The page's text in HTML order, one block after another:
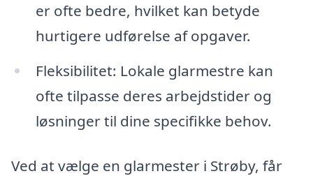
er ofte bedre, hvilket kan betyde
hurtigere udførelse af opgaver.
Fleksibilitet: Lokale glarmestre kan
ofte tilpasse deres arbejdstider og
løsninger til dine specifikke behov.
Ved at vælge en glarmester i Strøby, får